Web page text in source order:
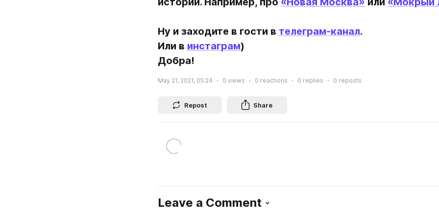
Ну и заходите в гости в телеграм-канал.
Или в инстаграм)
Добра!
May 21, 2021, 05:24 0 views 0 reactions 0 replies 0 reposts
Repost Share
Leave a Comment